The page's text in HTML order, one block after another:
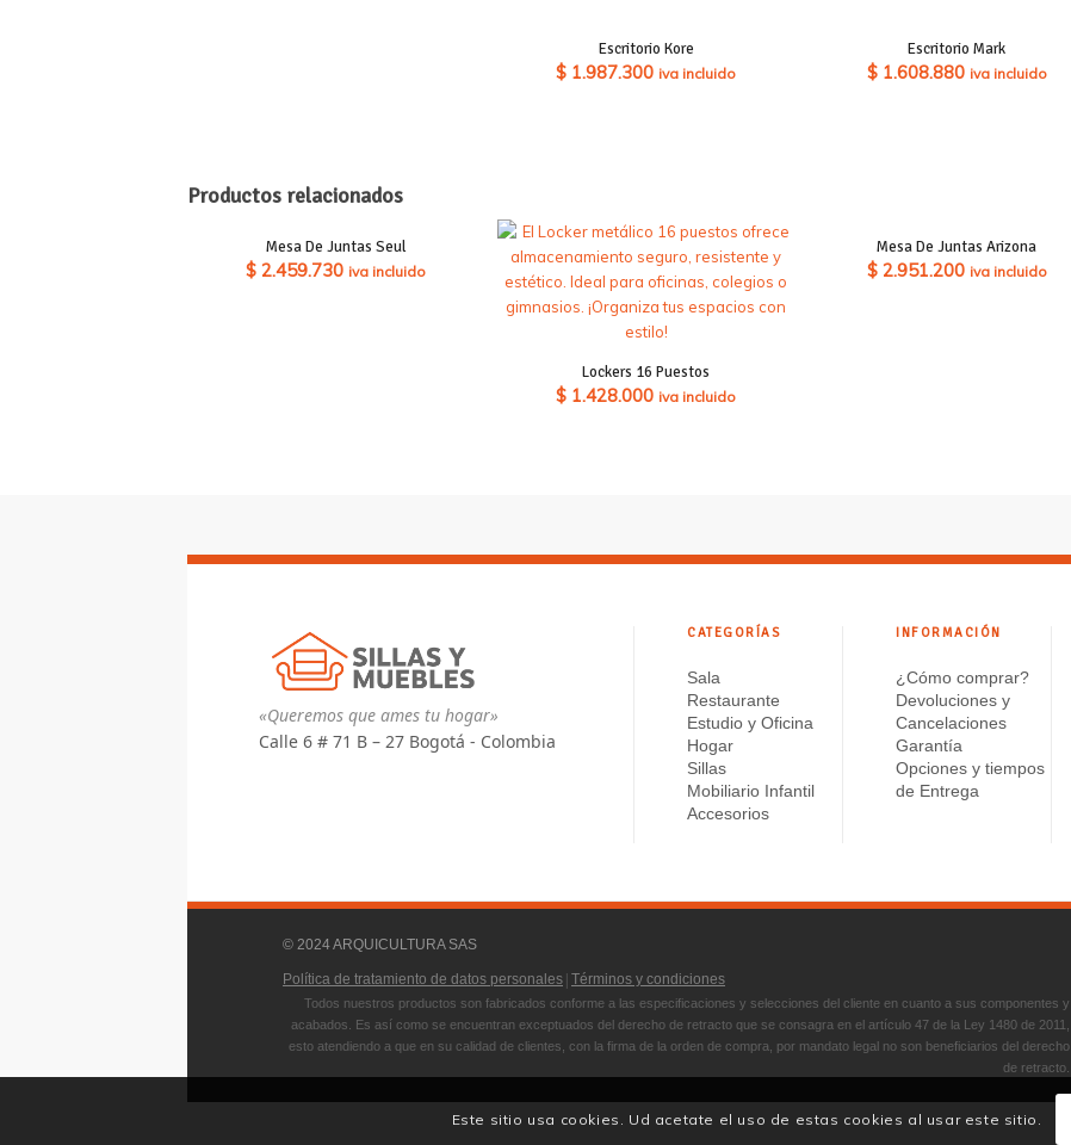
Escritorio Kore
$ 1.987.300 iva incluido
Escritorio Mark
$1.608.880 iva incluido
Productos relacionados
Mesa De Juntas Seul
$ 2.459.730 iva incluido
Lockers 16 Puestos
$ 1.428.000 iva incluido
Mesa De Juntas Arizona
$2.951.200 iva incluido
«Queremos que ames tu hogar»
Calle 6 # 71 B – 27 Bogotá - Colombia
CATEGORÍAS
Sala
Restaurante
Estudio y Oficina
Hogar
Sillas
Mobiliario Infantil
Accesorios
INFORMACIÓN
¿Cómo comprar?
Devoluciones y
Cancelaciones
Garantía
Opciones y tiempos
de Entrega
© 2024 ARQUICULTURA SAS
Política de tratamiento de datos personales | Términos y condiciones
Todos nuestros productos son fabricados conforme a las especificaciones y selecciones del cliente en cuanto a sus componentes y
acabados. Es así como se encuentran exceptuados del derecho de retracto que se consagra en el artículo 47 de la Ley 1480 de 2011,
esto atendiendo a que en su calidad de clientes, con la firma de la orden de compra, por mandato legal no son beneficiarios del derecho
de retracto.
Este sitio usa cookies. Ud acetate el uso de estas cookies al usar este sitio.